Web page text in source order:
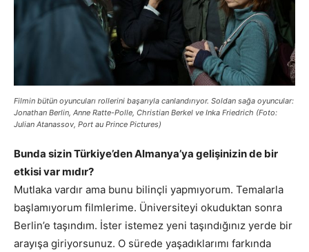
Filmin bütün oyuncuları rollerini başarıyla canlandırıyor. Soldan sağa oyuncular:
Jonathan Berlin, Anne Ratte-Polle, Christian Berkel ve Inka Friedrich (Foto:
Julian Atanassov, Port au Prince Pictures)
Bunda sizin Türkiye’den Almanya’ya gelişinizin de bir
etkisi var mıdır?
Mutlaka vardır ama bunu bilinçli yapmıyorum. Temalarla
başlamıyorum filmlerime. Üniversiteyi okuduktan sonra
Berlin’e taşındım. İster istemez yeni taşındığınız yerde bir
arayışa giriyorsunuz. O sürede yaşadıklarımı farkında